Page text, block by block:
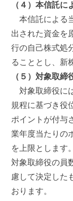
（４）本信託
本信託による
出された資金を
行の自己株式処
ることとし、新
（５）対象取
対象取締役に
規程に基づき役
ポイントが付与
業年度当たりの
を上限とします
対象取締役の員
慮して決定した
おります。